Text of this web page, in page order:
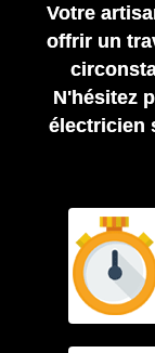
Votre
offrir un
N'hésitez
électricien